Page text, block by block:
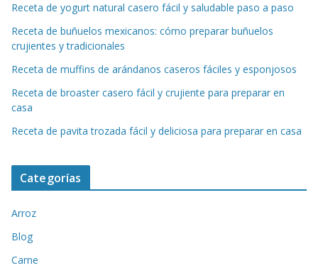
Receta de yogurt natural casero fácil y saludable paso a paso
Receta de buñuelos mexicanos: cómo preparar buñuelos
crujientes y tradicionales
Receta de muffins de arándanos caseros fáciles y esponjosos
Receta de broaster casero fácil y crujiente para preparar en
casa
Receta de pavita trozada fácil y deliciosa para preparar en casa
Categorías
Arroz
Blog
Carne